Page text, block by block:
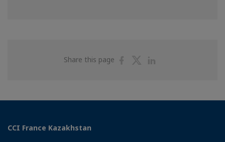
Share this page
ShareShare
CCI France Kazakhstan